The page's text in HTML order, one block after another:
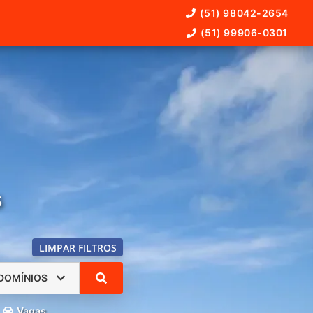
(51) 98042-2654
(51) 99906-0301
LIMPAR FILTROS
Vagas